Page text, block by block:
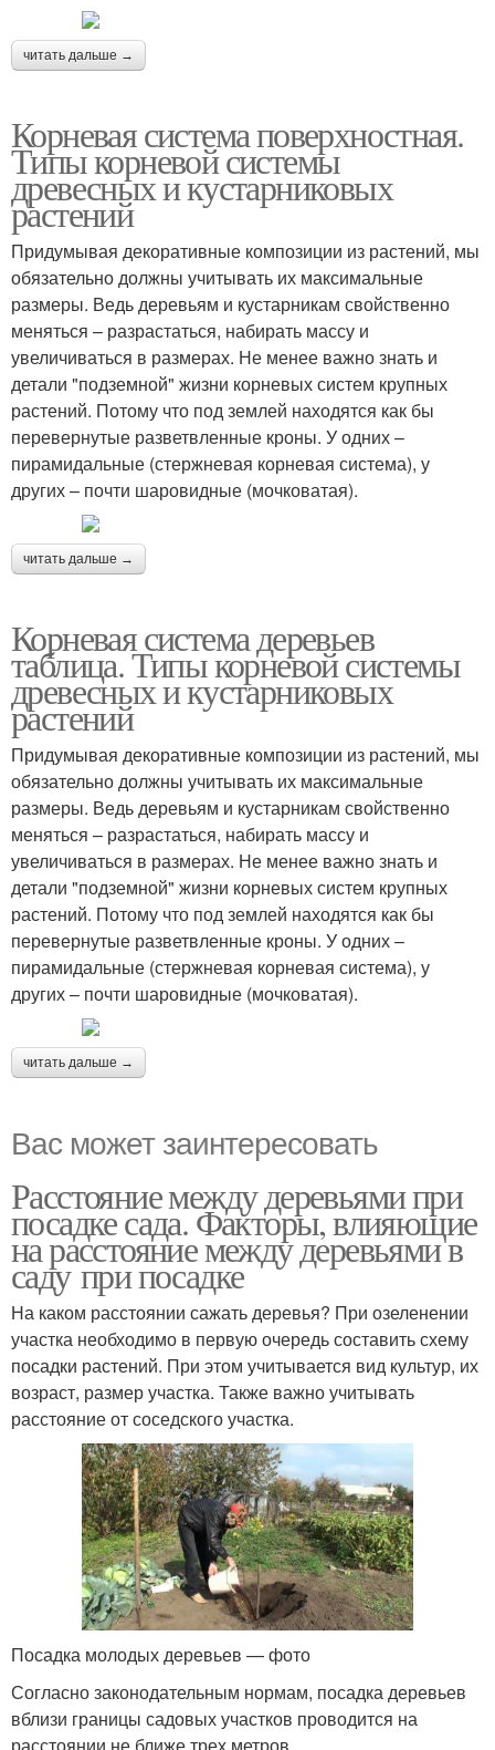
читать дальше →
Корневая система поверхностная.
Типы корневой системы
древесных и кустарниковых
растений
Придумывая декоративные композиции из растений, мы
обязательно должны учитывать их максимальные
размеры. Ведь деревьям и кустарникам свойственно
меняться – разрастаться, набирать массу и
увеличиваться в размерах. Не менее важно знать и
детали "подземной" жизни корневых систем крупных
растений. Потому что под землей находятся как бы
перевернутые разветвленные кроны. У одних –
пирамидальные (стержневая корневая система), у
других – почти шаровидные (мочковатая).
читать дальше →
Корневая система деревьев
таблица. Типы корневой системы
древесных и кустарниковых
растений
Придумывая декоративные композиции из растений, мы
обязательно должны учитывать их максимальные
размеры. Ведь деревьям и кустарникам свойственно
меняться – разрастаться, набирать массу и
увеличиваться в размерах. Не менее важно знать и
детали "подземной" жизни корневых систем крупных
растений. Потому что под землей находятся как бы
перевернутые разветвленные кроны. У одних –
пирамидальные (стержневая корневая система), у
других – почти шаровидные (мочковатая).
читать дальше →
Вас может заинтересовать
Расстояние между деревьями при
посадке сада. Факторы, влияющие
на расстояние между деревьями в
саду при посадке
На каком расстоянии сажать деревья? При озеленении
участка необходимо в первую очередь составить схему
посадки растений. При этом учитывается вид культур, их
возраст, размер участка. Также важно учитывать
расстояние от соседского участка.
Посадка молодых деревьев — фото
Согласно законодательным нормам, посадка деревьев
вблизи границы садовых участков проводится на